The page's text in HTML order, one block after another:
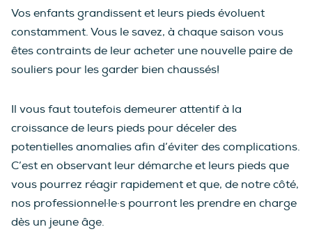
Vos enfants grandissent et leurs pieds évoluent
constamment. Vous le savez, à chaque saison vous
êtes contraints de leur acheter une nouvelle paire de
souliers pour les garder bien chaussés!
Il vous faut toutefois demeurer attentif à la
croissance de leurs pieds pour déceler des
potentielles anomalies afin d’éviter des complications.
C’est en observant leur démarche et leurs pieds que
vous pourrez réagir rapidement et que, de notre côté,
nos professionnel·le·s pourront les prendre en charge
dès un jeune âge.